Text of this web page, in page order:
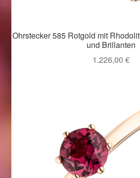
Weihnachtsangebote 2015
Weihnachtsangebote 2016
Ohrstecker 585 Rotgold mit
und Brillanten
1.226,00 €